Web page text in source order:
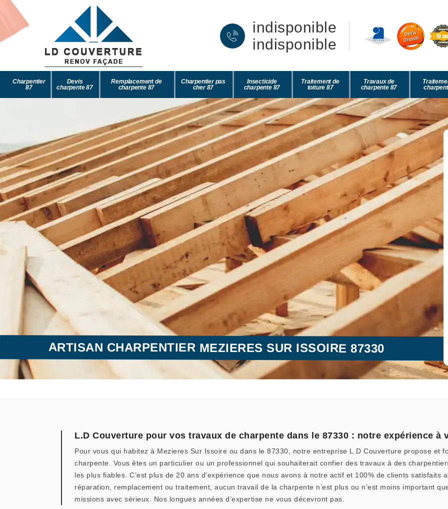
indisponible
indisponible
Charpentier
87
Devis
charpente 87
Remplacement de
charpente 87
Charpentier pas
cher 87
Insecticide
charpente 87
Traitement de
toiture 87
Travaux de
charpente 87
ARTISAN CHARPENTIER MEZIERES SUR ISSOIRE 87330
L.D Couverture pour vos travaux de charpente dans le 87330 : notre expérience à
Pour vous qui habitez à Mezieres Sur Issoire ou dans le 87330, notre entreprise L.D Couverture propose et
charpente. Vous êtes un particulier ou un professionnel qui souhaiterait confier des travaux à des
les plus fiables. C’est plus de 20 ans d’expérience que nous avons à notre actif et 100% de clients satisfaits
réparation, remplacement ou traitement, aucun travail de la charpente n’est plus ou n’est moins important
missions avec sérieux. Nos longues années d’expertise ne vous décevront pas.